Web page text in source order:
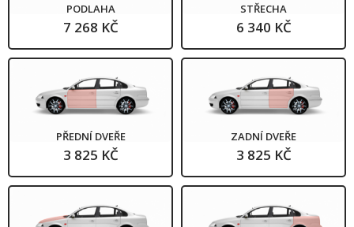
PODLAHA
7 268 KČ
STŘECHA
6 340 KČ
PŘEDNÍ DVEŘE
3 825 KČ
ZADNÍ DVEŘE
3 825 KČ